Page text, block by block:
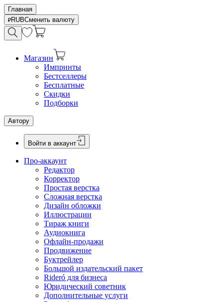
Главная
RUBСменить валюту
Магазин
Импринты
Бестселлеры
Бесплатные
Скидки
Подборки
Автору
Войти в аккаунт
Про-аккаунт
Редактор
Корректор
Простая верстка
Сложная верстка
Дизайн обложки
Иллюстрации
Тираж книги
Аудиокнига
Офлайн-продажи
Продвижение
Буктрейлер
Большой издательский пакет
Rideró для бизнеса
Юридический советник
Дополнительные услуги